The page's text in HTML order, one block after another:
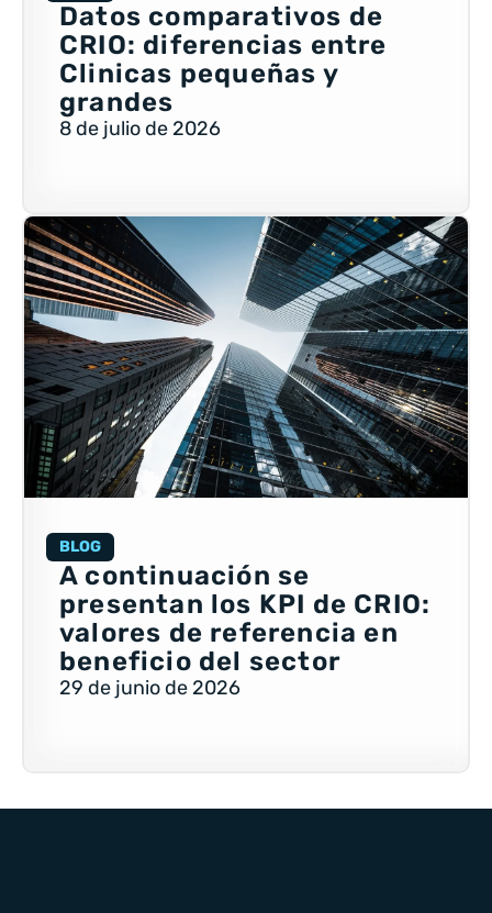
Datos comparativos de
CRIO: diferencias entre
Clinicas pequeñas y
grandes
8 de julio de 2026
BLOG
A continuación se
presentan los KPI de CRIO:
valores de referencia en
beneficio del sector
29 de junio de 2026